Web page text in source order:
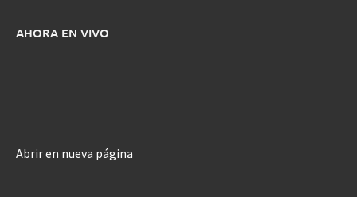
AHORA EN VIVO
Abrir en nueva página